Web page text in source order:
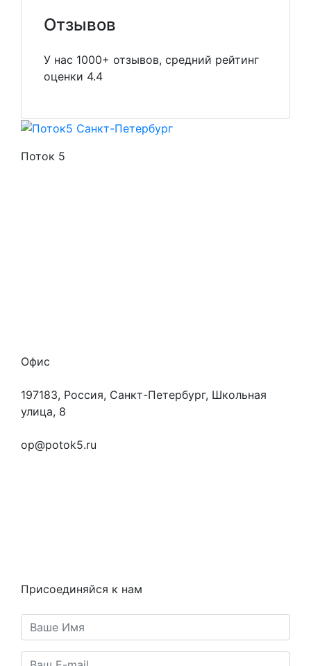
Отзывов
У нас 1000+ отзывов, средний рейтинг
оценки 4.4
Поток 5
Офис
197183, Россия, Санкт-Петербург, Школьная
улица, 8
op@potok5.ru
Присоединяйся к нам